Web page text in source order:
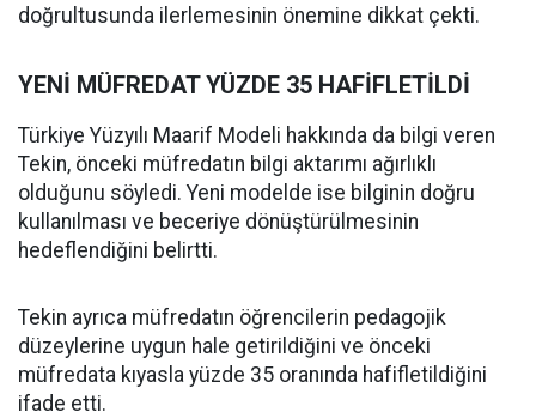
doğrultusunda ilerlemesinin önemine dikkat çekti.
YENİ MÜFREDAT YÜZDE 35 HAFİFLETİLDİ
Türkiye Yüzyılı Maarif Modeli hakkında da bilgi veren
Tekin, önceki müfredatın bilgi aktarımı ağırlıklı
olduğunu söyledi. Yeni modelde ise bilginin doğru
kullanılması ve beceriye dönüştürülmesinin
hedeflendiğini belirtti.
Tekin ayrıca müfredatın öğrencilerin pedagojik
düzeylerine uygun hale getirildiğini ve önceki
müfredata kıyasla yüzde 35 oranında hafifletildiğini
ifade etti.